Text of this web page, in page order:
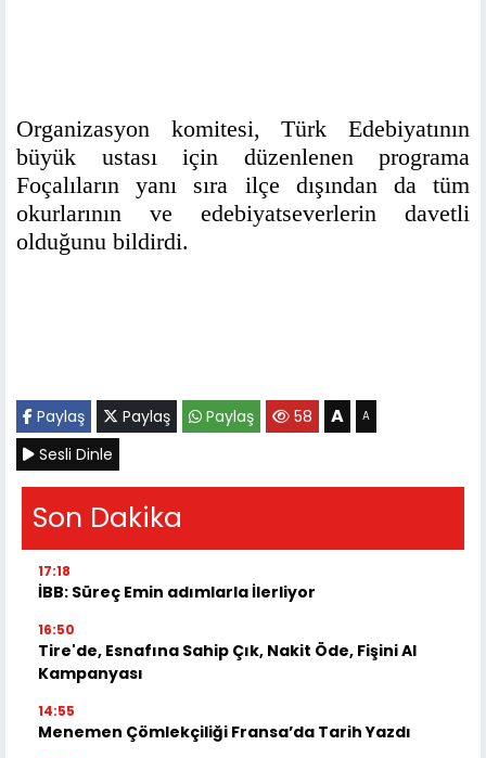
Organizasyon komitesi, Türk Edebiyatının
büyük ustası için düzenlenen programa
Foçalıların yanı sıra ilçe dışından da tüm
okurlarının ve edebiyatseverlerin davetli
olduğunu bildirdi.
Paylaş Paylaş Paylaş 58 A A
Sesli Dinle
Son Dakika
17:18
İBB: Süreç Emin adımlarla İlerliyor
16:50
Tire'de, Esnafına Sahip Çık, Nakit Öde, Fişini Al
Kampanyası
14:55
Menemen Çömlekçiliği Fransa’da Tarih Yazdı